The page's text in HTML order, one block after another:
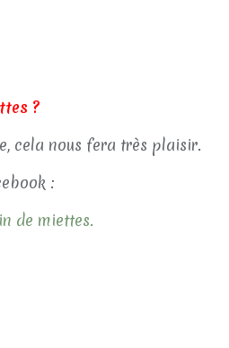
?
cela nous fera très plaisir.
:
de miettes.